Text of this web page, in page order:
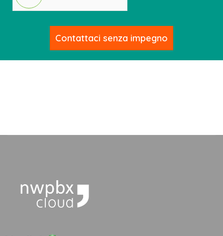
Contattaci senza impegno